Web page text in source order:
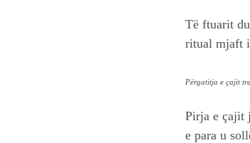
Të ftuarit
ritual mjaft
Përgatitja e çajit
Pirja e çajit
e para u